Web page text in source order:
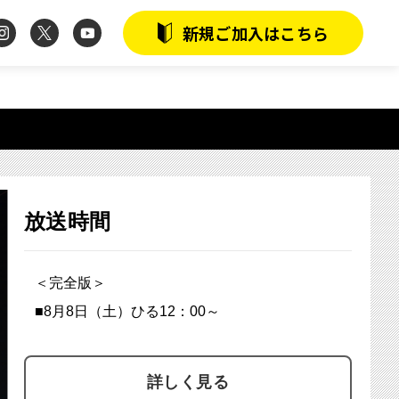
instagramtwitter youtube 新規ご加入はこちら
放送時間
＜完全版＞
■8月8日（土）ひる12：00～
詳しく見る